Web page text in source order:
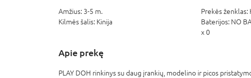
Amžius: 3-5 m. Prekės ženklas:
Kilmės šalis: Kinija Baterijos: NO
x 0
Apie prekę
PLAY DOH rinkinys su daug įrankių, modelino ir picos